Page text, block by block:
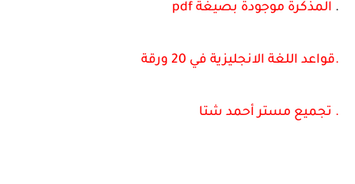
. المذكرة موجودة بصيغة pdf
.قواعد اللغة الانجليزية في 20 ورقة
. تجميع مستر أحمد شتا